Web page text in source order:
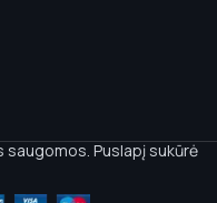
saugomos. Puslapį sukūrė